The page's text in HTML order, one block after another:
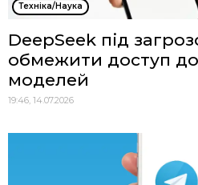
Техніка/Наука
DeepSeek під
обмежити доступ до
моделей
19:46, 14.07.2026